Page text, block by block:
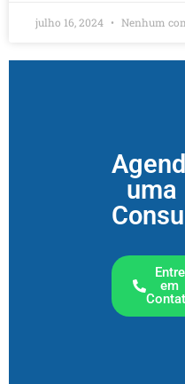
julho 16, 2024 Nenhum
uma
Entre
em